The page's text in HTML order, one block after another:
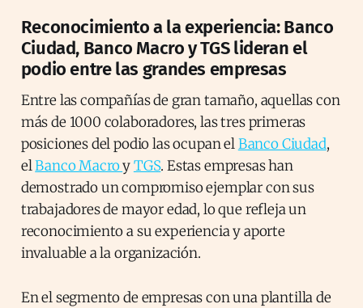
Reconocimiento a la experiencia: Banco
Ciudad, Banco Macro y TGS lideran el
podio entre las grandes empresas
Entre las compañías de gran tamaño, aquellas con
más de 1000 colaboradores, las tres primeras
posiciones del podio las ocupan elBanco Ciudad,
elBanco MacroyTGS. Estas empresas han
demostrado un compromiso ejemplar con sus
trabajadores de mayor edad, lo que refleja un
reconocimiento a su experiencia y aporte
invaluable a la organización.
En el segmento de empresas con una plantilla de